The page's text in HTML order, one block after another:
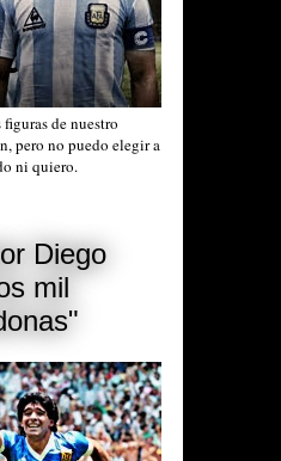
de nuestro
pero no puedo elegir a
ni quiero.
Diego
mil